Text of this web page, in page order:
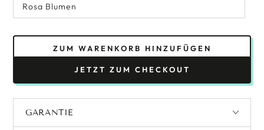
Rosa Blumen
ZUM WARENKORB HINZUFÜGEN
JETZT ZUM CHECKOUT
GARANTIE